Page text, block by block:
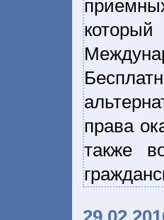
права
также